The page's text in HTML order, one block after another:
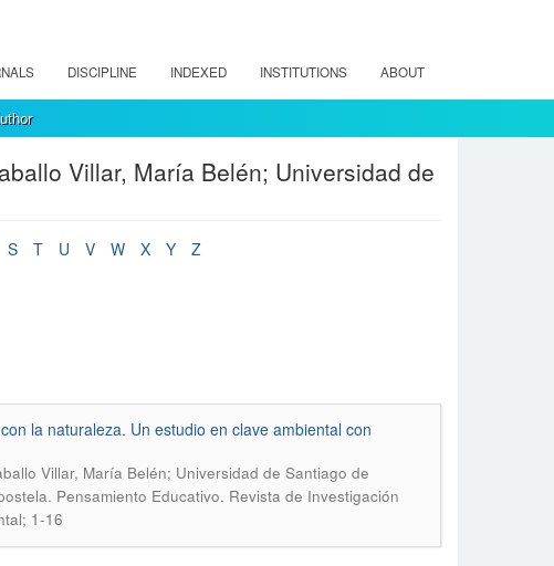
DISCIPLINE INDEXED INSTITUTIONS ABOUT
Villar, María Belén; Universidad de
S T U V W X Y
Z
la naturaleza. Un estudio en clave ambiental con
Villar, María Belén; Universidad de Santiago de
. Pensamiento Educativo. Revista de Investigación
1-16